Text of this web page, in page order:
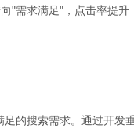
"需求满足"，点击率提升
的搜索需求。通过开发